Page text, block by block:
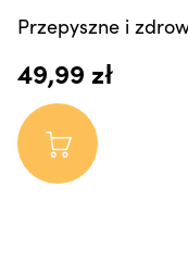
Przepyszne i
49,99 zł